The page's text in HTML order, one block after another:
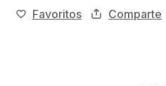
Favoritos Comparte